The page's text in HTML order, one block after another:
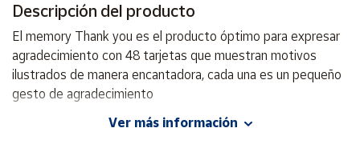
Mapa de
vendedores
Hazte
vendedor
Área
Descripción del producto
El memory Thank you es el producto óptimo para expresar
agradecimiento con 48 tarjetas que muestran motivos
ilustrados de manera encantadora, cada una es un pequeño
gesto de agradecimiento
Ver más información